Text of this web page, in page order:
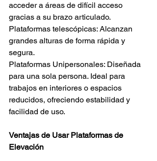
acceder a áreas de difícil acceso
gracias a su brazo articulado.
Plataformas telescópicas: Alcanzan
grandes alturas de forma rápida y
segura.
Plataformas Unipersonales: Diseñada
para una sola persona. Ideal para
trabajos en interiores o espacios
reducidos, ofreciendo estabilidad y
facilidad de uso.
Ventajas de Usar Plataformas de
Elevación